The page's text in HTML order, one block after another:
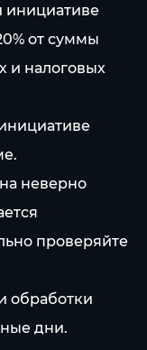
инициативе
от суммы
и налоговых
неверно
проверяйте
обработки
дни.